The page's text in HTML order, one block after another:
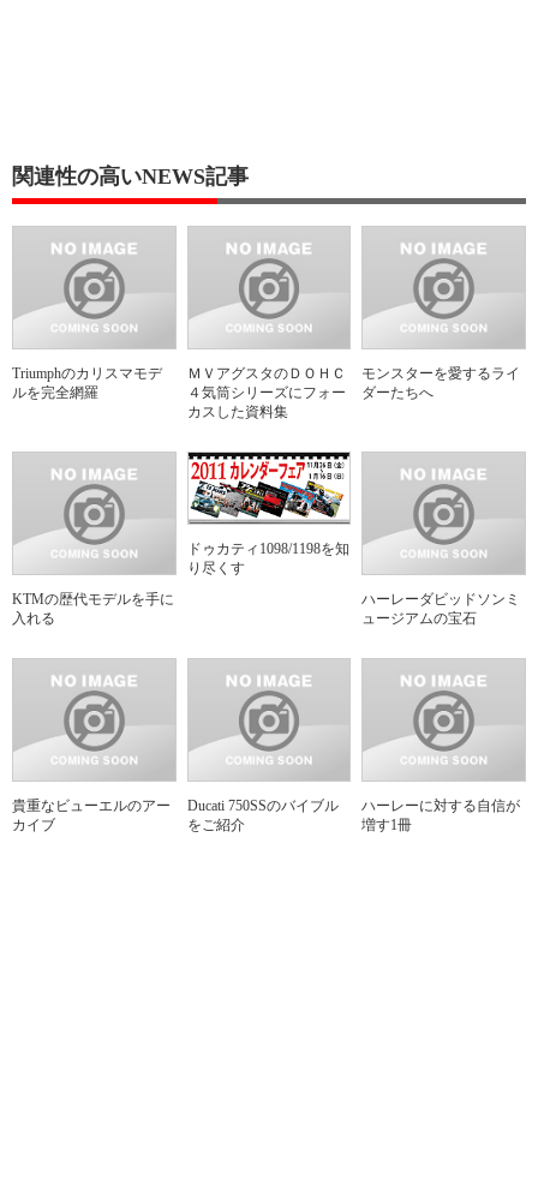
関連性の高いNEWS記事
Triumphのカリスマモデ
ルを完全網羅
ＭＶアグスタのＤＯＨＣ
４気筒シリーズにフォー
カスした資料集
モンスターを愛するライ
ダーたちへ
KTMの歴代モデルを手に
入れる
ドゥカティ1098/1198を知
り尽くす
ハーレーダビッドソンミ
ュージアムの宝石
貴重なビューエルのアー
カイブ
Ducati 750SSのバイブル
をご紹介
ハーレーに対する自信が
増す1冊